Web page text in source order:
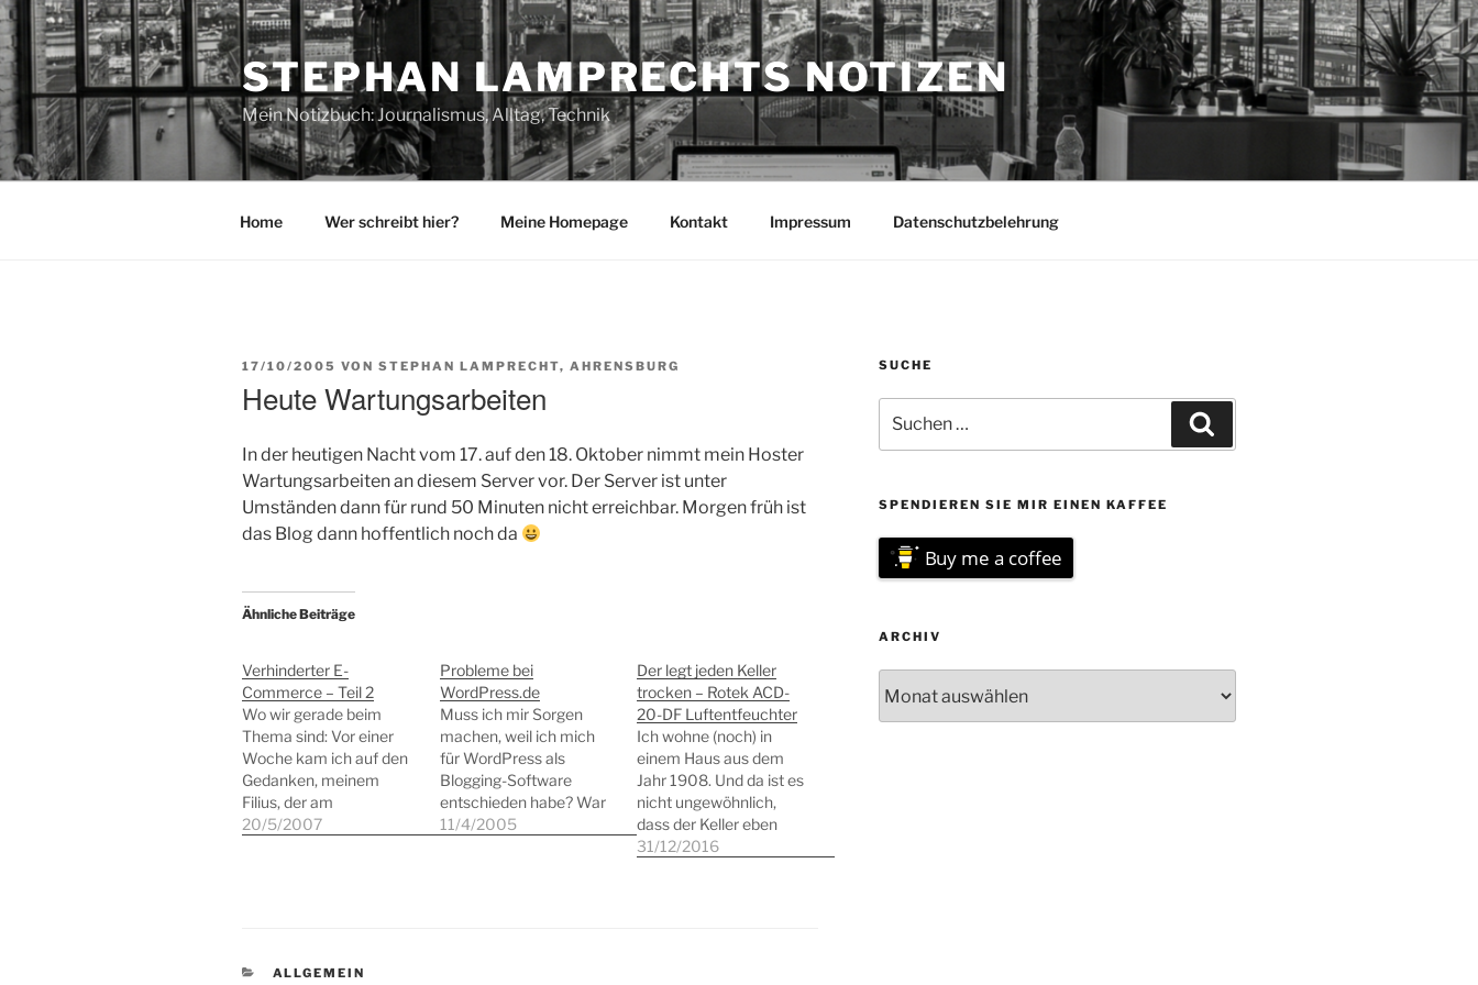
Zum
Inhalt
springen
STEPHAN LAMPRECHTS NOTIZEN
Mein Notizbuch: Journalismus, Alltag, Technik
Home Wer schreibt hier? Meine Homepage Kontakt Impressum Datenschutzbelehrung
VERÖFFENTLICHT
17/10/2005 VON STEPHAN LAMPRECHT, AHRENSBURG
Heute Wartungsarbeiten
In der heutigen Nacht vom 17. auf den 18. Oktober nimmt mein Hoster
Wartungsarbeiten an diesem Server vor. Der Server ist unter
Umständen dann für rund 50 Minuten nicht erreichbar. Morgen früh ist
das Blog dann hoffentlich noch da
Ähnliche Beiträge
Verhinderter E-
Commerce – Teil 2
Wo wir gerade beim
Thema sind: Vor einer
Woche kam ich auf den
Gedanken, meinem
Filius, der am
Donnerstag Geburtstag
"Expressversand". Dies
20/5/2007
Probleme bei
WordPress.de
Muss ich mir Sorgen
machen, weil ich mich
für WordPress als
Blogging-Software
entschieden habe? War
es vielleicht doch ganz
11/4/2005
Der legt jeden Keller
trocken – Rotek ACD-
20-DF Luftentfeuchter
Ich wohne (noch) in
einem Haus aus dem
Jahr 1908. Und da ist es
nicht ungewöhnlich,
dass der Keller eben
gerade nicht trocken ist.
31/12/2016
KATEGORIEN
ALLGEMEIN
SUCHE
nach:
SPENDIEREN SIE MIR EINEN KAFFEE
Buy me a coffee
ARCHIV